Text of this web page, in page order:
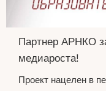
Партнер АРНКО
медиароста!
Проект нацелен в